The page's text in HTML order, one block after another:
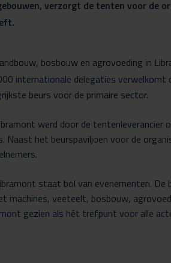
verzorgt de tenten voor de
bosbouw en agrovoeding in
internationale delegaties
beurs voor de primaire sector.
werd door de
Naast het beurspaviljoen voor de
staat bol van evenementen.
machines, veeteelt, bosbouw,
gezien als hét trefpunt voor alle